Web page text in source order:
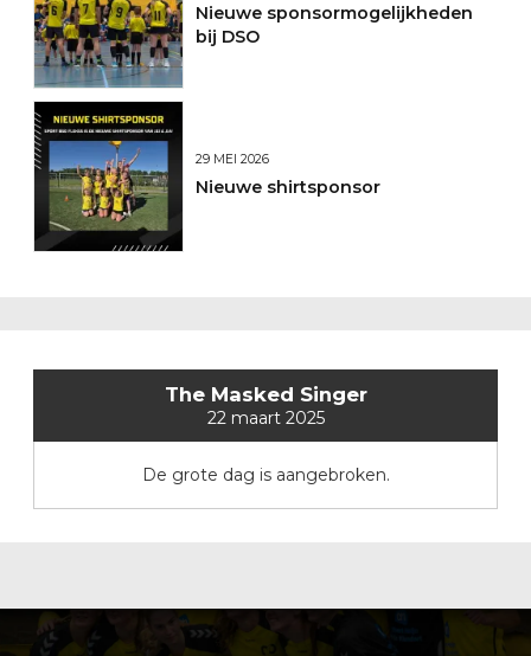
Nieuwe sponsormogelijkheden
bij DSO
29 MEI 2026
Nieuwe shirtsponsor
The Masked Singer
22 maart 2025
De grote dag is aangebroken.